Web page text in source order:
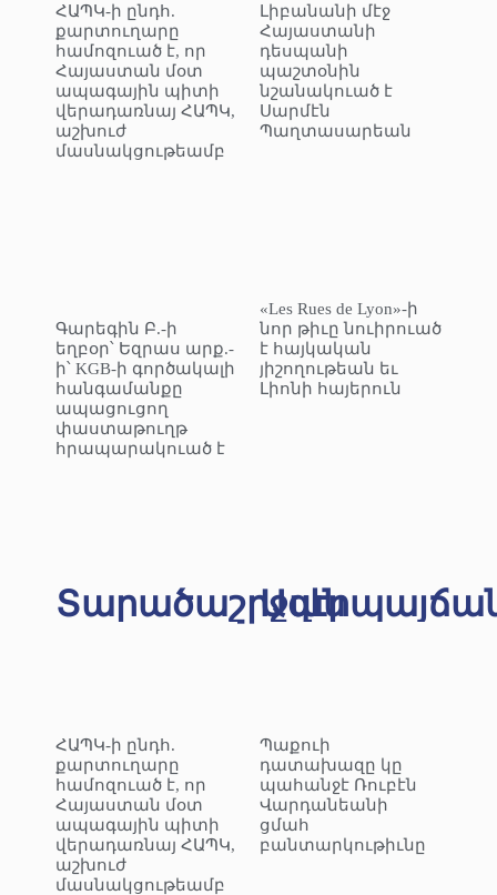
ՀԱՊԿ-ի ընդհ.
քարտուղարը
համոզուած է, որ
Հայաստան մօտ
ապագային պիտի
վերադառնայ ՀԱՊԿ,
աշխուժ
մասնակցութեամբ
Գարեգին Բ.-ի
եղբօր՝ Եզրաս արք.-
ի՝ KGB-ի գործակալի
հանգամանքը
ապացուցող
փաստաթուղթ
հրապարակուած է
Լիբանանի մէջ
Հայաստանի
դեսպանի
պաշտօնին
նշանակուած է
Սարմէն
Պաղտասարեան
«Les Rues de Lyon»-ի
նոր թիւը նուիրուած
է հայկական
յիշողութեան եւ
Լիոնի հայերուն
Տարածաշրջան
ՀԱՊԿ-ի ընդհ.
քարտուղարը
համոզուած է, որ
Հայաստան մօտ
ապագային պիտի
վերադառնայ ՀԱՊԿ,
աշխուժ
մասնակցութեամբ
Պաքուի
դատախազը կը
պահանջէ Ռուբէն
Վարդանեանի
ցմահ
բանտարկութիւնը